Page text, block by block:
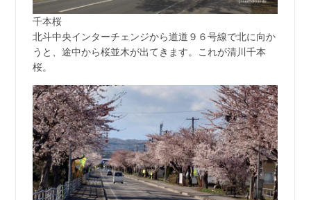
千本桜
北斗中央インターチェンジから道道９６号線で北に向か
うと、途中から桜並木が出てきます。これが清川千本
桜。